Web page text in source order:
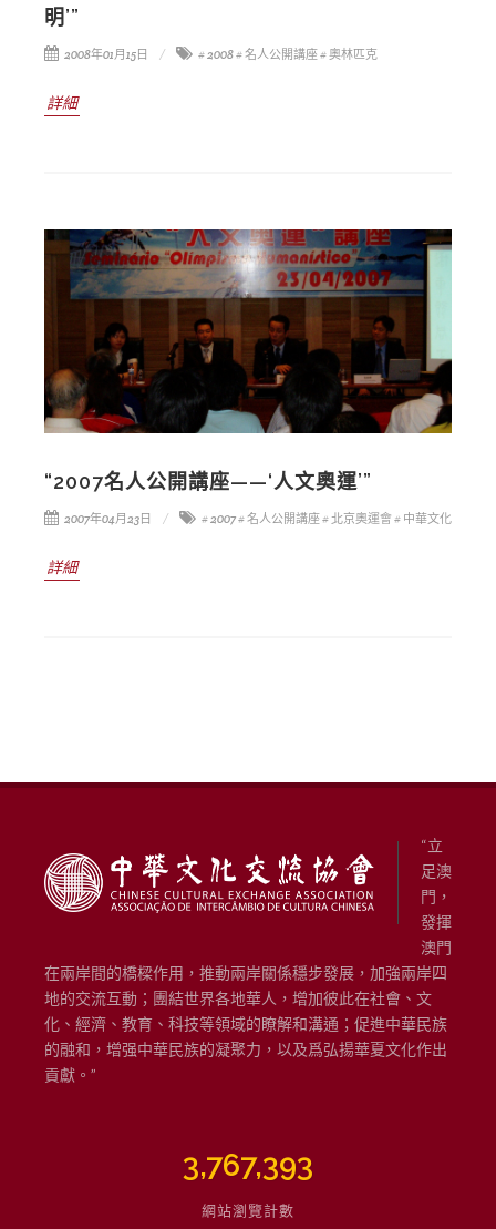
明’”
2008年01月15日 # 2008# 名人公開講座# 奧林匹克
詳細
“2007名人公開講座——‘人文奧運’”
2007年04月23日 # 2007# 名人公開講座# 北京奧運會 # 中華文化
詳細
“立
足澳
門，
發揮
澳門
在兩岸間的橋樑作用，推動兩岸關係穩步發展，加強兩岸四
地的交流互動；團結世界各地華人，增加彼此在社會、文
化、經濟、教育、科技等領域的瞭解和溝通；促進中華民族
的融和，增强中華民族的凝聚力，以及爲弘揚華夏文化作出
貢獻。”
3,767,393
網站瀏覽計數